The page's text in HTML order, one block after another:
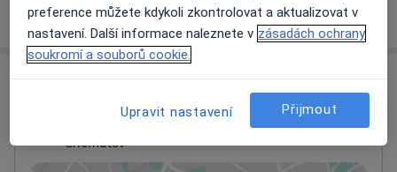
Ordinace
Chomutov
preference můžete kdykoli zkontrolovat a aktualizovat v
nastavení. Další informace naleznete v zásadách ochrany
soukromí a souborů cookie.
Upravit nastavení Přijmout